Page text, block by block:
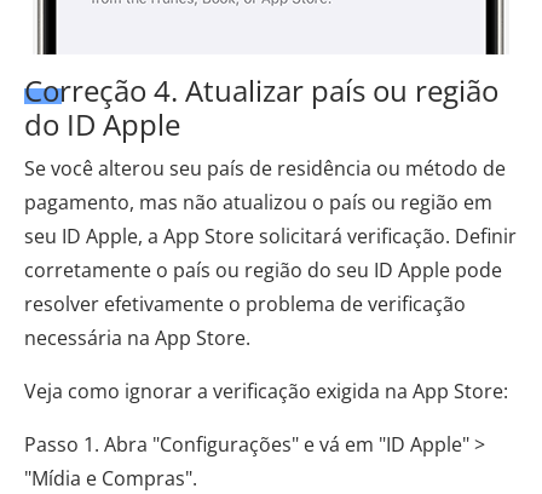
Correção 4. Atualizar país ou região
do ID Apple
Se você alterou seu país de residência ou método de
pagamento, mas não atualizou o país ou região em
seu ID Apple, a App Store solicitará verificação. Definir
corretamente o país ou região do seu ID Apple pode
resolver efetivamente o problema de verificação
necessária na App Store.
Veja como ignorar a verificação exigida na App Store:
Passo 1. Abra "Configurações" e vá em "ID Apple" >
"Mídia e Compras".